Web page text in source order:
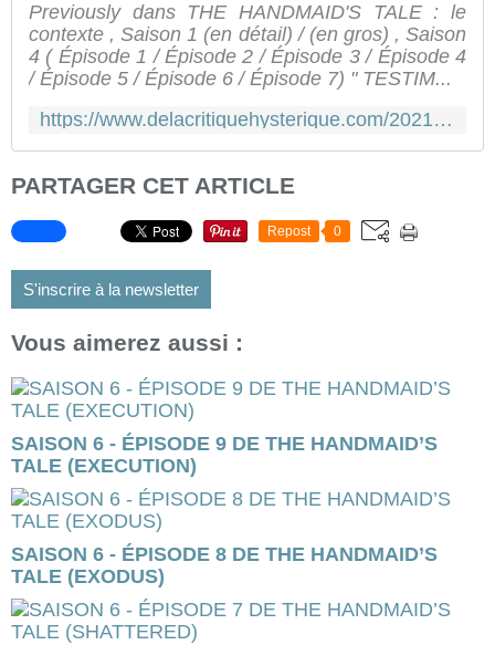
Previously dans THE HANDMAID'S TALE : le
contexte , Saison 1 (en détail) / (en gros) , Saison
4 ( Épisode 1 / Épisode 2 / Épisode 3 / Épisode 4
/ Épisode 5 / Épisode 6 / Épisode 7) " TESTIM...
https://www.delacritiquehysterique.com/2021/06/the-handmaid-s-tale-la-servante-ecarlate-saison-4-episode-8-resume.html
PARTAGER CET ARTICLE
Repost 0
S'inscrire à la newsletter
Vous aimerez aussi :
SAISON 6 - ÉPISODE 9 DE THE HANDMAID’S
TALE (EXECUTION)
SAISON 6 - ÉPISODE 8 DE THE HANDMAID’S
TALE (EXODUS)